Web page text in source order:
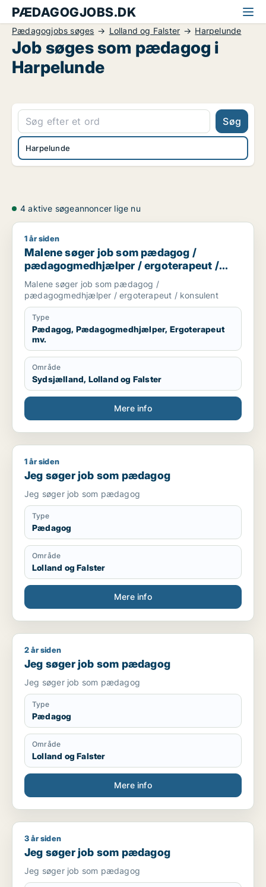
PÆDAGOGJOBS.DK
Pædagogjobs søges Lolland og Falster Harpelunde
Job søges som pædagog i
Harpelunde
Søg
Harpelunde
4 aktive søgeannoncer lige nu
Malene søger job som pædagog / pædagogmedhjælper /
1 år siden
Malene søger job som pædagog /
pædagogmedhjælper / ergoterapeut /
konsulent
Malene søger job som pædagog /
pædagogmedhjælper / ergoterapeut / konsulent
Type
Pædagog, Pædagogmedhjælper, Ergoterapeut
mv.
Område
Sydsjælland, Lolland og Falster
Mere info
Jeg søger job som pædagog
1 år siden
Jeg søger job som pædagog
Jeg søger job som pædagog
Type
Pædagog
Område
Lolland og Falster
Mere info
Jeg søger job som pædagog
2 år siden
Jeg søger job som pædagog
Jeg søger job som pædagog
Type
Pædagog
Område
Lolland og Falster
Mere info
Jeg søger job som pædagog
3 år siden
Jeg søger job som pædagog
Jeg søger job som pædagog